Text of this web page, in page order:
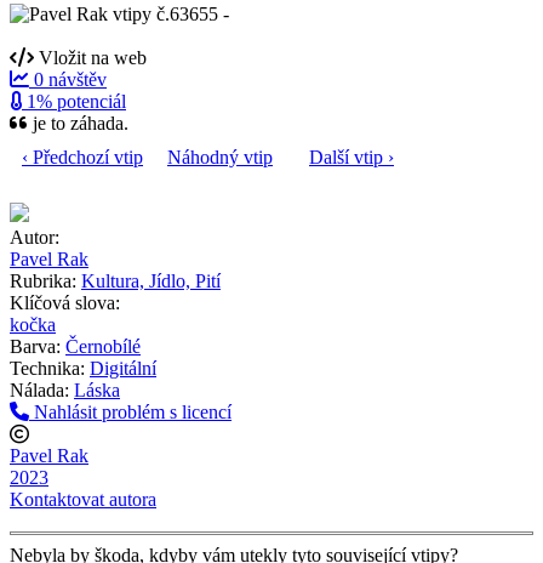
Vložit na web
0 návštěv
1% potenciál
je to záhada.
‹ Předchozí vtip
Náhodný vtip Další vtip ›
Autor:
Pavel Rak
Rubrika: Kultura, Jídlo, Pití
Klíčová slova:
kočka
Barva: Černobílé
Technika: Digitální
Nálada: Láska
Nahlásit problém s licencí
Pavel Rak
2023
Kontaktovat autora
Nebyla by škoda, kdyby vám utekly tyto související vtipy?